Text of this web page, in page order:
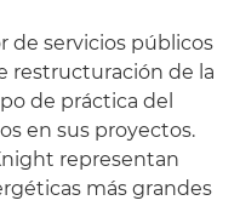
de servicios públicos
restructuración de la
de práctica del
en sus proyectos.
representan
más grandes